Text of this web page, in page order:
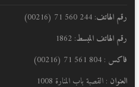
رقم الهاتف: 244 560 71 (00216)
رقم الهاتف المبسط: 1862
فاكس : 804 561 71 (00216)
العنوان : القصبة باب المنارة 1008